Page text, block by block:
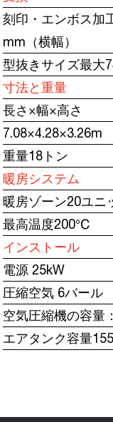
刻印・エンボス加
mm（横幅）
型抜きサイズ最大
寸法と重量
長さ×幅×高さ
7.08×4.28×3.26m
重量18トン
暖房システム
暖房ゾーン20ユニ
最高温度200℃
インストール
電源 25kW
圧縮空気 6バール
空気圧縮機の容量
エアタンク容量